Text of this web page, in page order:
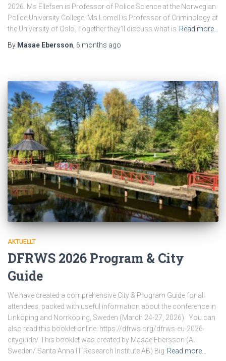
2026. Ms Ellefsen is Professor of Police Science at the Norwegian
Police University College. Ms Lomell is Professor of Criminology at
the University of Oslo. Together they’ll discuss what is Read more…
By Masae Ebersson 6 months ago
AKTUELLT
DFRWS 2026 Program & City
Guide
We have created a comprehensive City & Program Guide for all
attendees, packed with useful information about the conference in
Linköping and Norrköping, Sweden (March 24-27, 2026). You can
also read this booklet online: https://dfrws.org/dfrws-eu-2026-
cityguide/ This booklet was created by Masae Ebersson (AI
Sweden/ Santa Anna IT Research Institute AB) Big Read more…